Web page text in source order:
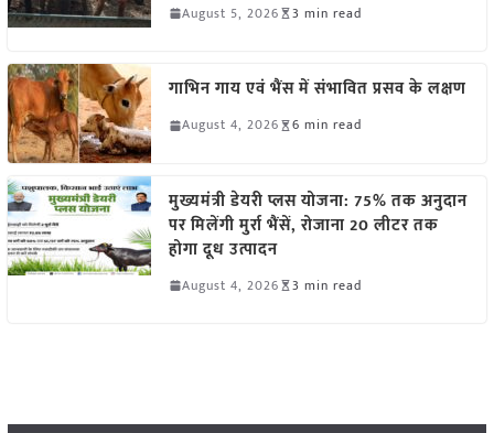
August 5, 2026 3 min read
गाभिन गाय एवं भैंस में संभावित प्रसव के लक्षण
August 4, 2026 6 min read
मुख्यमंत्री डेयरी प्लस योजना: 75% तक अनुदान
पर मिलेंगी मुर्रा भैंसें, रोजाना 20 लीटर तक
होगा दूध उत्पादन
August 4, 2026 3 min read